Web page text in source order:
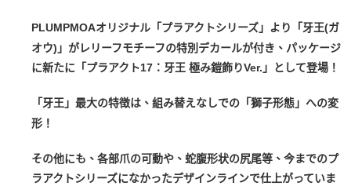
PLUMPMOAオリジナル「プラアクトシリーズ」より「牙王(ガ
オウ)」がレリーフモチーフの特別デカールが付き、パッケージ
に新たに「プラアクト17：牙王 極み鎧飾りVer.」として登場！
「牙王」最大の特徴は、組み替えなしでの「獅子形態」への変
形！
その他にも、各部爪の可動や、蛇腹形状の尻尾等、今までのプ
ラアクトシリーズになかったデザインラインで仕上がっていま